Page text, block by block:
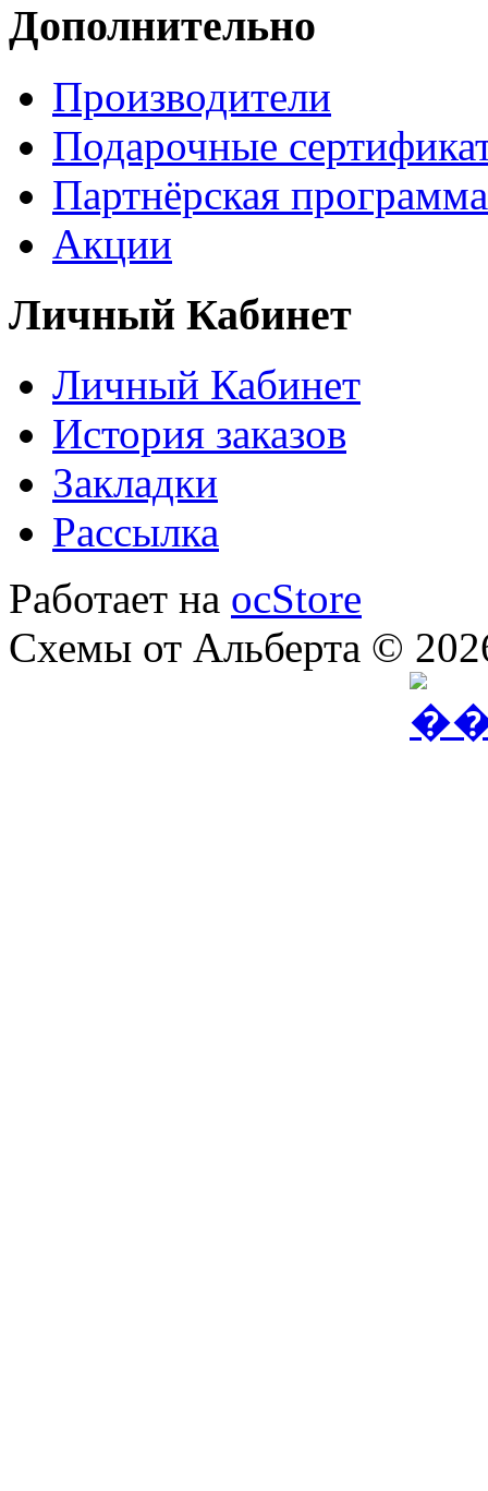
Дополнительно
Производители
Подарочные
Партнёрская программа
Акции
Личный Кабинет
Личный Кабинет
История заказов
Закладки
Рассылка
Работает на ocStore
Схемы от Альберта ©